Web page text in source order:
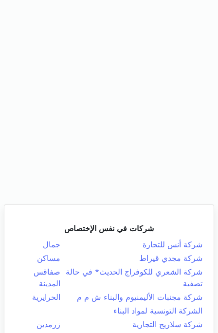
شركات في نفس الإختصاص
شركة أنس للتجارة
جمال
شركة مجدي قيراط
مساكن
شركة الشعري للكوفراج الحديث* في حالة
تصفية
صفاقس
المدينة
شركة مجنبات الأليمنيوم والبناء ش م م
الحرايرية
الشركة التونسية لمواد البناء
شركة سلاريج التجارية
زرمدين